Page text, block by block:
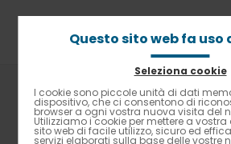
Contrasto elevato
Briciole
pane
Home
News
Rosario Ambrosino e Carlo Cracco:
Questo sito web fa uso
Seleziona cookie
I cookie sono piccole unità di dati
dispositivo, che ci consentono di
browser a ogni vostra nuova visita del
Utilizziamo i cookie per mettere a
sito web di facile utilizzo, sicuro ed
servizi elaborati sulla base delle vostre